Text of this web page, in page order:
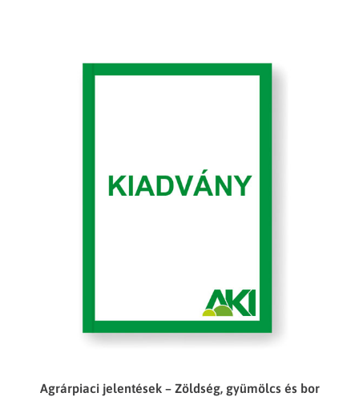
Agrárpiaci jelentések – Zöldség, gyümölcs és bor